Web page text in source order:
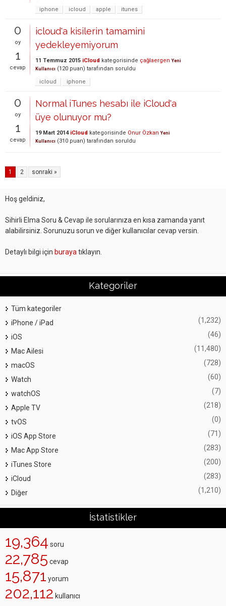
iphone
icloud apple itunes
0
oy
1
cevap
icloud'a kisilerin tamamini
yedekleyemiyorum
11 Temmuz 2015 iCloud kategorisinde çağlaergen Yeni
Kullanıcı (120 puan) tarafından soruldu
icloud
iphone
0
oy
1
cevap
Normal iTunes hesabı ile iCloud'a
üye olunuyor mu?
19 Mart 2014 iCloud kategorisinde Onur Özkan Yeni
Kullanıcı (310 puan) tarafından soruldu
1 2 sonraki »
Hoş geldiniz,
Sihirli Elma Soru & Cevap ile sorularınıza en kısa zamanda yanıt
alabilirsiniz. Sorunuzu sorun ve diğer kullanıcılar cevap versin.
Detaylı bilgi için buraya tıklayın.
Kategoriler
Tüm kategoriler
iPhone / iPad
(1,232)
iOS (46)
Mac Ailesi (11,480)
macOS (728)
Watch (60)
watchOS (7)
Apple TV (218)
tvOS (0)
iOS App Store (71)
Mac App Store (283)
iTunes Store (200)
iCloud (283)
Diğer (1,210)
İstatistikler
19,364 soru
22,785 cevap
15,871 yorum
202,112 kullanıcı